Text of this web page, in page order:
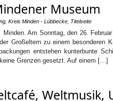
Museum
Kreis Minden - Lübbecke Titelseite
Minden. Am Sonntag, den 26.
Großeltern zu einem besonderen
entstehen kunterbunte
Grenzen gesetzt. Auf einem […]
Weltmusik,